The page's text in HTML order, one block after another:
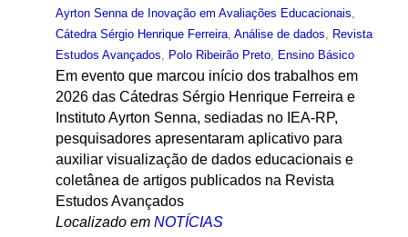
Ayrton Senna de Inovação em Avaliações Educacionais
Cátedra Sérgio Henrique Ferreira, Análise de dados
Revista
Estudos Avançados
Polo Ribeirão Preto, Ensino Básico
Em evento que marcou início dos trabalhos em
2026 das Cátedras Sérgio Henrique Ferreira e
Instituto Ayrton Senna, sediadas no IEA-RP,
pesquisadores apresentaram aplicativo para
auxiliar visualização de dados educacionais e
coletânea de artigos publicados na Revista
Estudos Avançados
Localizado em NOTÍCIAS